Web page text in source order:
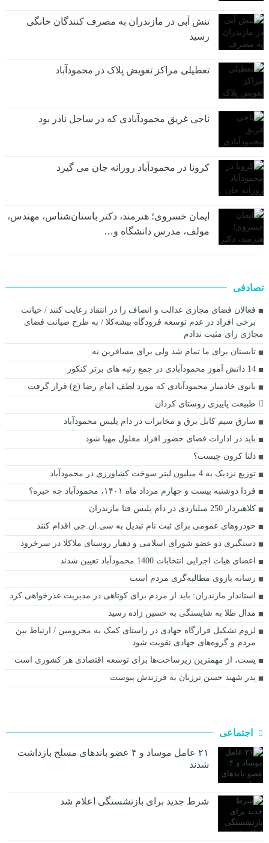
تنش آبی در مازندران به مصرف كنندگان خانگی
رسيد
تعطیلی مراکز تعویض پلاک در محمودآباد
ناجی غریق محمودآبادی که در ساحل نادر بود
کرونا در محمودآباد روزانه جان می گیرد
ایمان خسروی؛ هنرمند، دکتر باستان‌شناس، مهندس،
مولف، مدرس دانشگاه و…
تصادفی
فعالان فضای مجازی عدالت و انصاف را در انتقاد رعایت کنند / خیانت
برخی افراد در عدم توسعه فرودگاه بیشه‌کلا / به طرح صیانت فضای
مجازی رای مثبت ندادم
تابستان برای ما تمام شد ولی برای مسافرین نه
14 دانش آموز محمودآبادی در جمع رتبه های برتر کنکور
بانوی خادمیار محمودآبادی که مورد لطف امام رضا (ع) قرار گرفت
طبیعت پاییزی روستای کردان
سارق سيم کابل برق و مخابرات در دام پليس محمودآباد
باید در ادارات فضای حضور افراد معلول مهیا شود
دلتا کرون چیست؟
توزیع نزدیک به 4 میلیون لیتر سوخت کشاورزی در محمودآباد
فردا دوشنبه بیست و چهارم مرداد ماه ۱۴۰۱، محمودآباد چه خبره؟
کلاهبردار 250 میلیاردی در دام پلیس فتا مازندران
خودروهای عمومی برای ثبت نام تبدیل به سی.ان.جی اقدام کنند
دستگیری دو عضو شورای اسلامی و دهیار روستای ملاکلا در سرخرود
اعضای هیات اجرایی انتخابات 1400 محمودآباد تعیین شدند
رسانه بازوی مطالبه‌گری مردم است
استاندار مازندران: باید از مردم برای کوتاهی در مدیریت عذرخواهی کرد‌
مدال طلا به شایستگی به حسین زاده رسید
لزوم تشکیل قرارگاه جهادی در راستای کمک به محرومین / ارتباط بین
مردم و گروه‌های جهادی تقویت شود
پست، از مهمترین زیرساخت‌ها برای توسعه اقتصادی هر کشوری است
پدر شهید حسن ترزبان به فرزندش پیوست
اجتماعی
۲۱ عامل موساد و ۴ عضو باند‌های مسلح بازداشت
شدند
شرط جدید برای بازنشستگی اعلام شد